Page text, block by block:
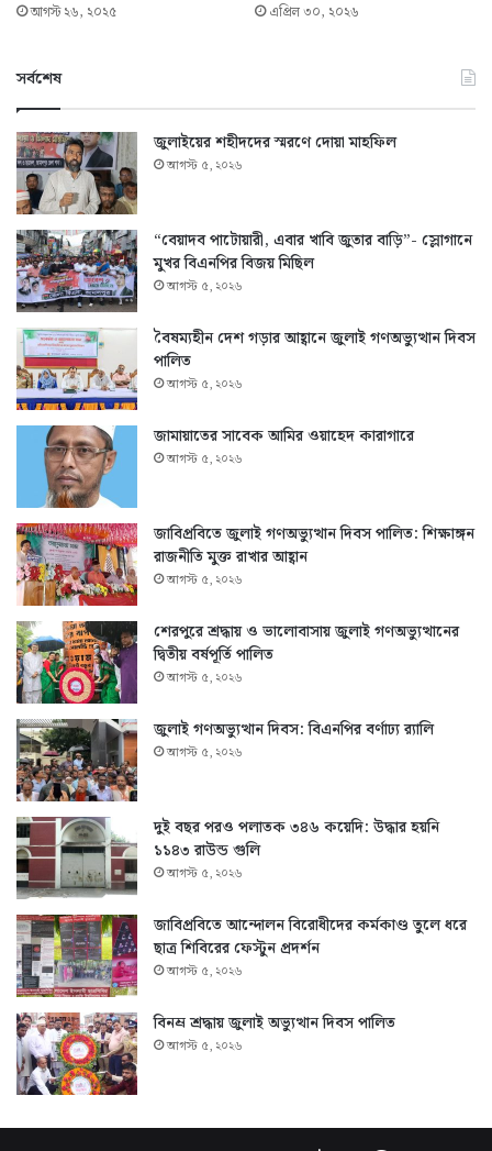
আগস্ট ২৬, ২০২৫ এপ্রিল ৩০, ২০২৬
সর্বশেষ
জুলাইয়ের শহীদদের স্মরণে দোয়া মাহফিল
আগস্ট ৫, ২০২৬
“বেয়াদব পাটোয়ারী, এবার খাবি জুতার বাড়ি”- স্লোগানে
মুখর বিএনপির বিজয় মিছিল
আগস্ট ৫, ২০২৬
বৈষম্যহীন দেশ গড়ার আহ্বানে জুলাই গণঅভ্যুত্থান দিবস
পালিত
আগস্ট ৫, ২০২৬
জামায়াতের সাবেক আমির ওয়াহেদ কারাগারে
আগস্ট ৫, ২০২৬
জাবিপ্রবিতে জুলাই গণঅভ্যুত্থান দিবস পালিত: শিক্ষাঙ্গন
রাজনীতি মুক্ত রাখার আহ্বান
আগস্ট ৫, ২০২৬
শেরপুরে শ্রদ্ধায় ও ভালোবাসায় জুলাই গণঅভ্যুত্থানের
দ্বিতীয় বর্ষপূর্তি পালিত
আগস্ট ৫, ২০২৬
জুলাই গণঅভ্যুত্থান দিবস: বিএনপির বর্ণাঢ্য র‍্যালি
আগস্ট ৫, ২০২৬
দুই বছর পরও পলাতক ৩৪৬ কয়েদি: উদ্ধার হয়নি
১১৪৩ রাউন্ড গুলি
আগস্ট ৫, ২০২৬
জাবিপ্রবিতে আন্দোলন বিরোধীদের কর্মকাণ্ড তুলে ধরে
ছাত্র শিবিরের ফেস্টুন প্রদর্শন
আগস্ট ৫, ২০২৬
বিনম্র শ্রদ্ধায় জুলাই অভ্যুত্থান দিবস পালিত
আগস্ট ৫, ২০২৬